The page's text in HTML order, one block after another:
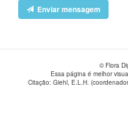
Enviar mensagem
© Flora
Essa página é melhor
Citação: Giehl, E.L.H.